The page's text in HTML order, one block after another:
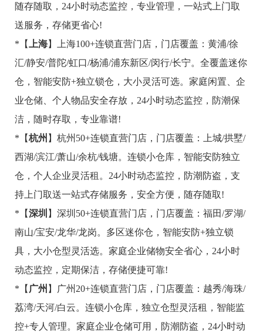
随存随取，24小时动态监控，专业管理，一站式上门取
送服务，存储更省心!
*【
上海】上海100+连锁直营门店，门店覆盖：黄浦/徐
汇/静安/普陀/虹口/杨浦/浦东新区/闵行/长宁。全覆盖迷你
仓，智能安防+独立锁仓，大小灵活可选。家庭闲置、企
业仓储、个人物品安全存放，24小时动态监控，防潮保
洁，随时存取，专业靠谱!
*【杭州 】杭州50+连锁直营门店，门店覆盖：上城/拱墅/
西湖/滨江/萧山/余杭/钱塘。连锁小仓库，智能安防独立
仓，个人企业灵活租。24小时动态监控，防潮防盗，支
持上门取送一站式存储服务，安全方便，随存随取!
*【深圳 】深圳50+连锁直营门店，门店覆盖：福田/罗湖/
南山/宝安/龙华/龙岗。多区迷你仓，智能安防+独立锁
具，大小仓型灵活选。家庭企业储物安全省心，24小时
动态监控，定期保洁，存储便捷可靠!
*【 广州 】广州20+连锁直营门店，门店覆盖：越秀/海珠/
荔湾/天河/白云。连锁小仓库，独立仓型灵活租，智能监
控+专人管理。家庭企业仓储可用，防潮防盗，24小时动